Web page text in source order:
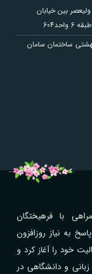
بین خیابان
ساختمان سامان
1393 با هدف همراهی با فرهیختگان
به نیاز روزافزون
خود را آغاز کرد و
و دانشگاهی در